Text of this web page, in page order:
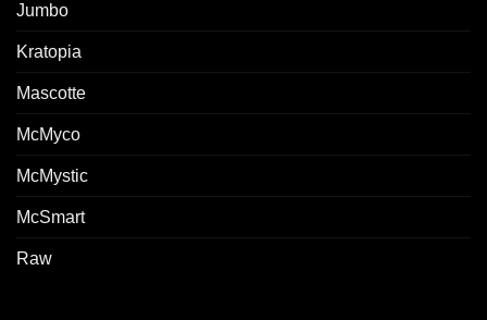
Jumbo
Kratopia
Mascotte
McMyco
McMystic
McSmart
Raw